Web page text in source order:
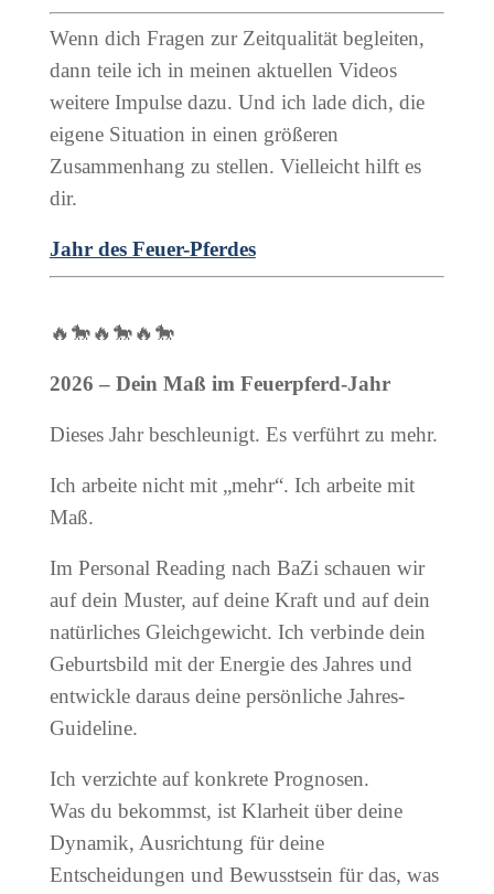
Wenn dich Fragen zur Zeitqualität begleiten,
dann teile ich in meinen aktuellen Videos
weitere Impulse dazu. Und ich lade dich, die
eigene Situation in einen größeren
Zusammenhang zu stellen. Vielleicht hilft es
dir.
Jahr des Feuer-Pferdes
🔥🐎🔥🐎🔥🐎
2026 – Dein Maß im Feuerpferd-Jahr
Dieses Jahr beschleunigt. Es verführt zu mehr.
Ich arbeite nicht mit „mehr“. Ich arbeite mit
Maß.
Im Personal Reading nach BaZi schauen wir
auf dein Muster, auf deine Kraft und auf dein
natürliches Gleichgewicht. Ich verbinde dein
Geburtsbild mit der Energie des Jahres und
entwickle daraus deine persönliche Jahres-
Guideline.
Ich verzichte auf konkrete Prognosen.
Was du bekommst, ist Klarheit über deine
Dynamik, Ausrichtung für deine
Entscheidungen und Bewusstsein für das, was